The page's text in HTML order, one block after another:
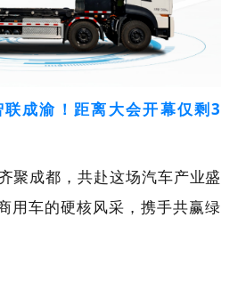
成渝！距离大会开幕仅剩3
聚成都，共赴这场汽车产业盛
用车的硬核风采，携手共赢绿